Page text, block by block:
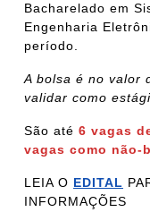
Bacharelado em
Engenharia
período.
A bolsa é no valor
validar como
São até 6 vagas
vagas como não-­
LEIA O EDITAL
INFORMAÇÕES